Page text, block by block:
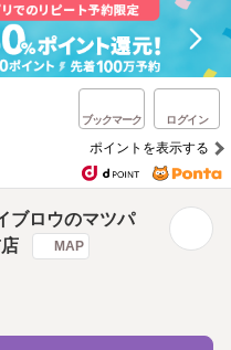
ブックマーク ログイン
ポイントを表示する
ブロウのマツパ
MAP